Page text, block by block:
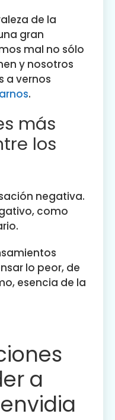
de la
gran
mal no sólo
y nosotros
a vernos
.
más
los
negativa.
como
lo peor, de
esencia de la
a